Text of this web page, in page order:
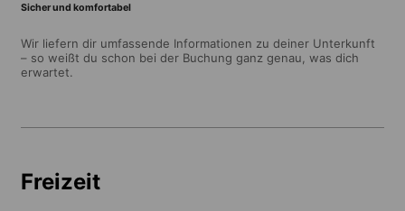
Sicher und komfortabel
Wir liefern dir umfassende Informationen zu deiner Unterkunft
– so weißt du schon bei der Buchung ganz genau, was dich
erwartet.
Freizeit